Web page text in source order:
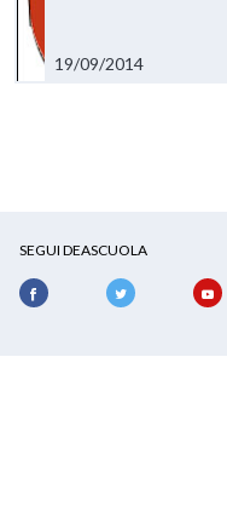
19/09/2014
SEGUI DEASCUOLA